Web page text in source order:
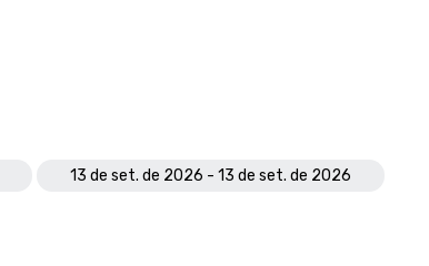
13 de set. de 2026 - 13 de set. de 2026